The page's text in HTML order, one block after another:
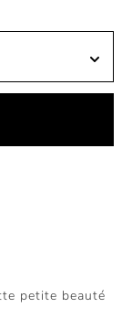
petite beauté